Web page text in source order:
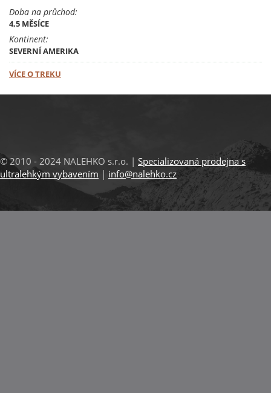
Doba na průchod:
4,5 MĚSÍCE
Kontinent:
SEVERNÍ AMERIKA
VÍCE O TREKU
© 2010 - 2024 NALEHKO s.r.o. | Specializovaná prodejna s
ultralehkým vybavením | info@nalehko.cz